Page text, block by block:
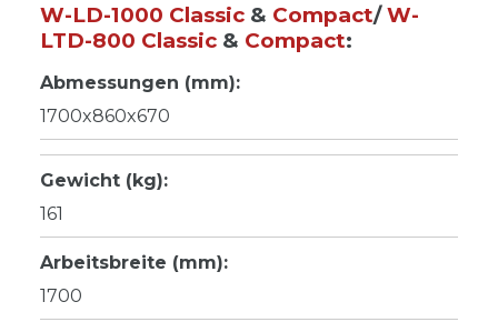
W-LD-1000 Classic & Compact/W-
LTD-800 Classic & Compact:
Abmessungen (mm):
1700x860x670
Gewicht (kg):
161
Arbeitsbreite (mm):
1700